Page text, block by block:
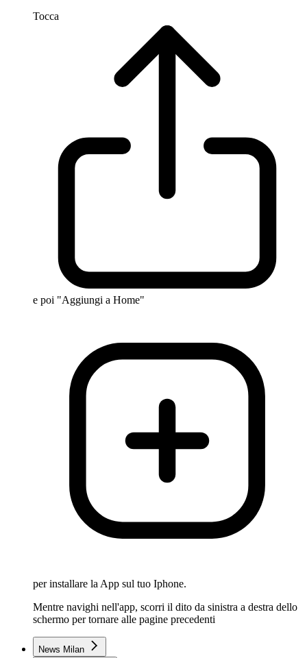
Tocca
e poi "Aggiungi a Home"
per installare la App sul tuo Iphone.
Mentre navighi nell'app, scorri il dito da sinistra a destra dello
schermo per tornare alle pagine precedenti
News Milan